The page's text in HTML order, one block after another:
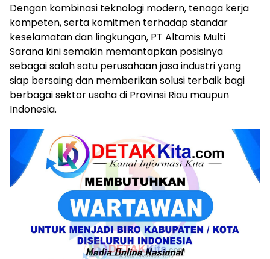
Dengan kombinasi teknologi modern, tenaga kerja
kompeten, serta komitmen terhadap standar
keselamatan dan lingkungan, PT Altamis Multi
Sarana kini semakin memantapkan posisinya
sebagai salah satu perusahaan jasa industri yang
siap bersaing dan memberikan solusi terbaik bagi
berbagai sektor usaha di Provinsi Riau maupun
Indonesia.